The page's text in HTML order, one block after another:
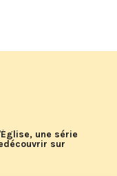
une série
sur